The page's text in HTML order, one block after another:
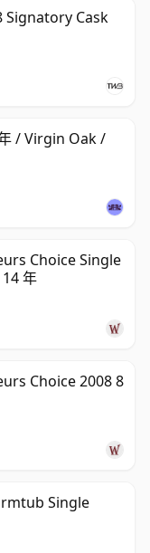
Signatory Cask
/ Virgin Oak /
Choice Single
年
Choice 2008 8
Single